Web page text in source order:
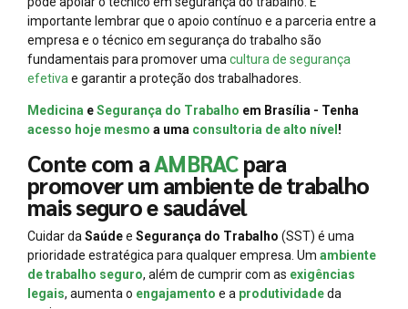
importante lembrar que o apoio contínuo e a parceria entre a
empresa e o técnico em segurança do trabalho são
fundamentais para promover uma cultura de segurança
efetiva e garantir a proteção dos trabalhadores.
Medicina eSegurança do Trabalho em Brasília - Tenha
acesso hoje mesmo a uma consultoria de alto nível !
Conte com aAMBRACpara
promover um ambiente de trabalho
mais seguro e saudável
Cuidar da Saúdee Segurança do Trabalho (SST) é uma
prioridade estratégica para qualquer empresa. Um ambiente
de trabalho seguro, além de cumprir com as exigências
legais, aumenta o engajamento e a produtividadeda